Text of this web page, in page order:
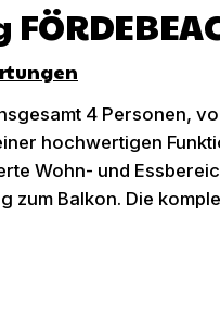
4 Personen,
hochwertigen
Wohn- und
zum Balkon. Die